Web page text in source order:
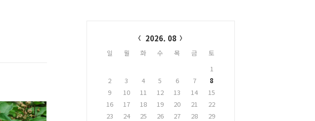
2026. 08
일 월 화 수 목 금
토
1
2
3 4 5 6 7
8
9
10 11 12 13 14
15
16
17 18 19 20 21
22
23
24 25 26 27 28
29